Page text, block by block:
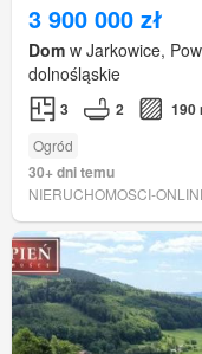
3 900 000 zł
Dom w Jarkowice,
dolnośląskie
3 2 190
Ogród
30+ dni temu
NIERUCHOMOSCI-